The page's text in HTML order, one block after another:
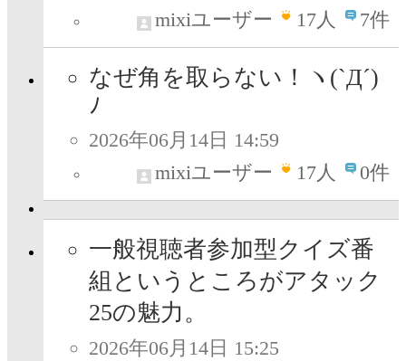
mixiユーザー
17人 7件
なぜ角を取らない！ヽ(`Д´)
ﾉ
2026年06月14日 14:59
mixiユーザー
17人 0件
一般視聴者参加型クイズ番
組というところがアタック
25の魅力。
2026年06月14日 15:25